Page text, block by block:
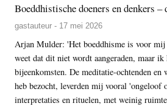
Boeddhistische doeners en denkers –
gastauteur - 17 mei 2026
Arjan Mulder: 'Het boeddhisme is voor
weet dat dit niet wordt aangeraden, maar
bijeenkomsten. De meditatie-ochtenden en
heb bezocht, leverden mij vooral 'ongeloof
interpretaties en rituelen, met weinig